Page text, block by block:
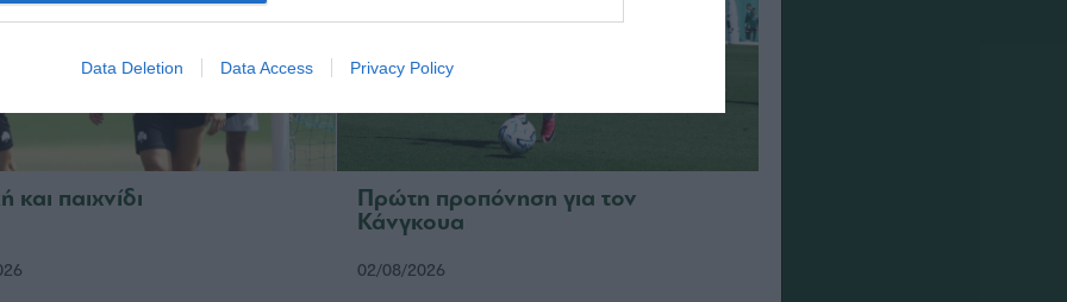
functionality and fraud prevention, and other user protection.
Data Deletion Data Access Privacy Policy
και παιχνίδι
Πρώτη προπόνηση για τον
Κάνγκουα
02/08/2026